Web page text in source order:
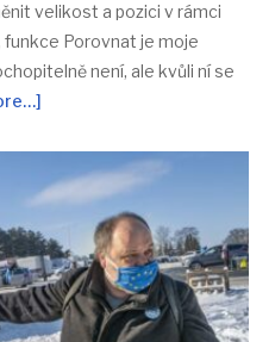
velikost a pozici v rámci
funkce Porovnat je moje
není, ale kvůli ní se